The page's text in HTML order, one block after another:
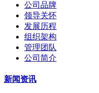
公司品牌
领导关怀
发展历程
组织架构
管理团队
公司简介
新闻资讯